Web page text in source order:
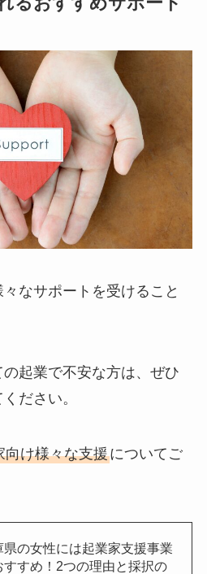
なサポートを受けること
起業で不安な方は、ぜひ
ださい。
向け様々な支援についてご
県の女性には起業家支援事業
すすめ！2つの理由と採択の